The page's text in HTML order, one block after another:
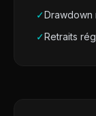
✓Drawdown
✓Retraits